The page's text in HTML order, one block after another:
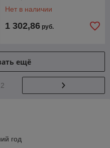
Нет в наличии
1 302,86 руб.
ещё
год